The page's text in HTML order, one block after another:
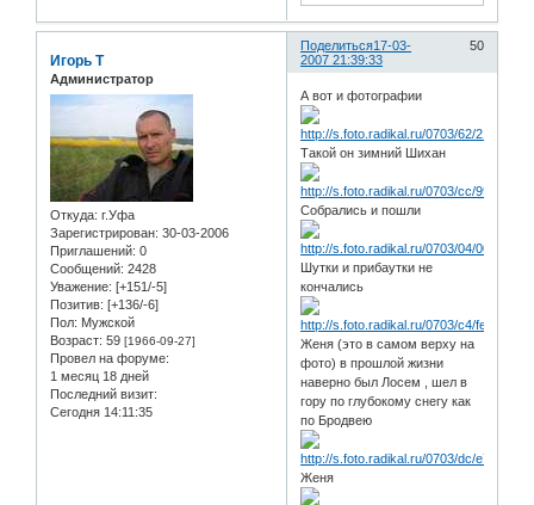
Поделиться 50
17-03-
2007 21:39:33
Игорь Т
Администратор
Откуда: г.Уфа
Зарегистрирован: 30-03-2006
Приглашений: 0
Сообщений: 2428
Уважение: [+151/-5]
Позитив: [+136/-6]
Пол: Мужской
Возраст: 59 [1966-09-27]
Провел на форуме:
1 месяц 18 дней
Последний визит:
Сегодня 14:11:35
А вот и фотографии
Такой он зимний Шихан
Собрались и пошли
Шутки и прибаутки не
кончались
Женя (это в самом верху на
фото) в прошлой жизни
наверно был Лосем , шел в
гору по глубокому снегу как
по Бродвею
Женя